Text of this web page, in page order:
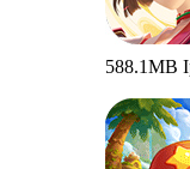
588.1MB